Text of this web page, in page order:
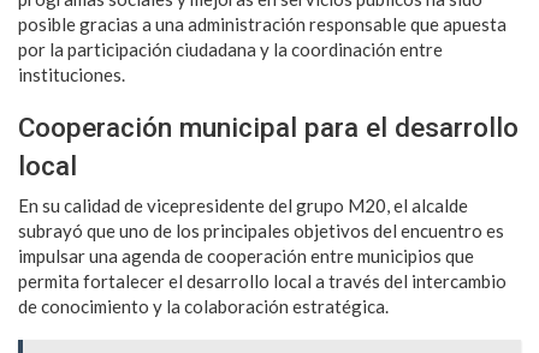
posible gracias a una administración responsable que apuesta
por la participación ciudadana y la coordinación entre
instituciones.
Cooperación municipal para el desarrollo
local
En su calidad de vicepresidente del grupo M20, el alcalde
subrayó que uno de los principales objetivos del encuentro es
impulsar una agenda de cooperación entre municipios que
permita fortalecer el desarrollo local a través del intercambio
de conocimiento y la colaboración estratégica.